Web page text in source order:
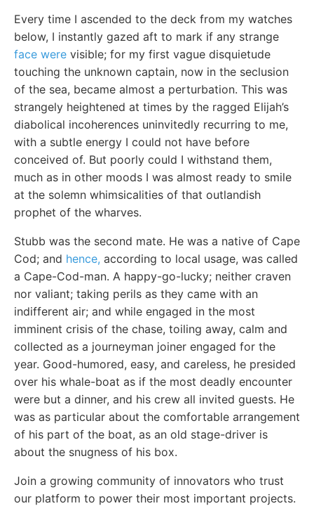
Every time I ascended to the deck from my watches
below, I instantly gazed aft to mark if any strange
face were visible; for my first vague disquietude
touching the unknown captain, now in the seclusion
of the sea, became almost a perturbation. This was
strangely heightened at times by the ragged Elijah’s
diabolical incoherences uninvitedly recurring to me,
with a subtle energy I could not have before
conceived of. But poorly could I withstand them,
much as in other moods I was almost ready to smile
at the solemn whimsicalities of that outlandish
prophet of the wharves.
Stubb was the second mate. He was a native of Cape
Cod; and hence, according to local usage, was called
a Cape-Cod-man. A happy-go-lucky; neither craven
nor valiant; taking perils as they came with an
indifferent air; and while engaged in the most
imminent crisis of the chase, toiling away, calm and
collected as a journeyman joiner engaged for the
year. Good-humored, easy, and careless, he presided
over his whale-boat as if the most deadly encounter
were but a dinner, and his crew all invited guests. He
was as particular about the comfortable arrangement
of his part of the boat, as an old stage-driver is
about the snugness of his box.
Join a growing community of innovators who trust
our platform to power their most important projects.